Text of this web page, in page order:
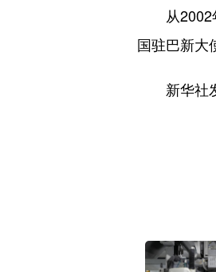
从2002年
国驻巴新大
新华社发